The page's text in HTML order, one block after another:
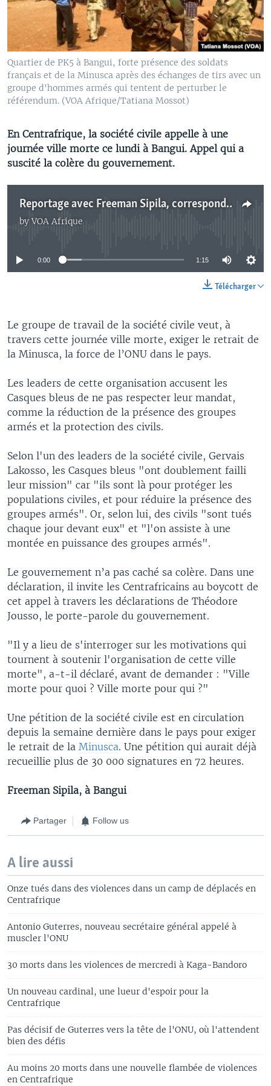
Quartier de PK5 à ‪‎Bangui‬, forte présence des soldats
français et de la Minusca après des échanges de tirs avec un
groupe d'hommes armés qui tentent de perturber le
référendum. (VOA Afrique/Tatiana Mossot)
En Centrafrique, la société civile appelle à une
journée ville morte ce lundi à Bangui. Appel qui a
suscité la colère du gouvernement.
Reportage avec Freeman Sipila, correspondant à Bangui à VOA Afrique
byVOA Afrique
No media source currently available
0:00 1:15
Télécharger
Le groupe de travail de la société civile veut, à
travers cette journée ville morte, exiger le retrait de
la Minusca, la force de l’ONU dans le pays.
Les leaders de cette organisation accusent les
Casques bleus de ne pas respecter leur mandat,
comme la réduction de la présence des groupes
armés et la protection des civils.
Selon l'un des leaders de la société civile, Gervais
Lakosso, les Casques bleus "ont doublement failli
leur mission" car "ils sont là pour protéger les
populations civiles, et pour réduire la présence des
groupes armés". Or, selon lui, des civils "sont tués
chaque jour devant eux" et "l'on assiste à une
montée en puissance des groupes armés".
Le gouvernement n’a pas caché sa colère. Dans une
déclaration, il invite les Centrafricains au boycott de
cet appel à travers les déclarations de Théodore
Jousso, le porte-parole du gouvernement.
"Il y a lieu de s'interroger sur les motivations qui
tournent à soutenir l'organisation de cette ville
morte", a-t-il déclaré, avant de demander : "Ville
morte pour quoi ? Ville morte pour qui ?"
Une pétition de la société civile est en circulation
depuis la semaine dernière dans le pays pour exiger
le retrait de la Minusca. Une pétition qui aurait déjà
recueillie plus de 30 000 signatures en 72 heures.
Freeman Sipila, à Bangui
Partager Follow us
A lire aussi
Onze tués dans des violences dans un camp de déplacés en
Centrafrique
Antonio Guterres, nouveau secrétaire général appelé à
muscler l'ONU
30 morts dans les violences de mercredi à Kaga-Bandoro
Un nouveau cardinal, une lueur d'espoir pour la
Centrafrique
Pas décisif de Guterres vers la tête de l'ONU, où l'attendent
bien des défis
Au moins 20 morts dans une nouvelle flambée de violences
en Centrafrique